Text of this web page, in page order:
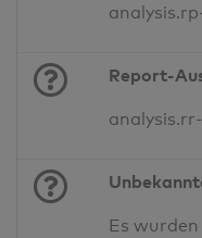
Report-
Es